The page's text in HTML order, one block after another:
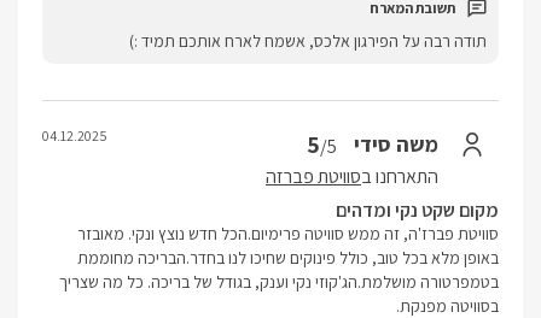
תודה רבה על הפירגון אלכס, אשמח לארח אותכם תמיד :)
משה סידי 5/5
התארחנו בסוויטת פברזה
04.12.2025
מקום שקט נקי ומדהים
סוויטת פברז'ה, זה ממש סוויטה פרימיום.הכל חדש נוצץ ונקי. מאובזר
באופן מלא בכל טוב, כולל פינוקים שחיכו לנו בחדר.הבריכה מחוממת
בטמפרטורה מושלמת.הג'קוזי נקי וענק, בגודל של בריכה. כל מה שצריך
בסוויטה מפנקת.